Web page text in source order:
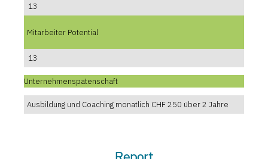
13
Mitarbeiter Potential
13
Unternehmenspatenschaft
Ausbildung und Coaching monatlich CHF 250 über 2 Jahre